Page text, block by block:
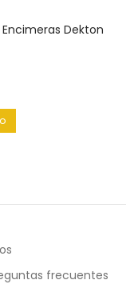
Encimeras Dekton
frecuentes